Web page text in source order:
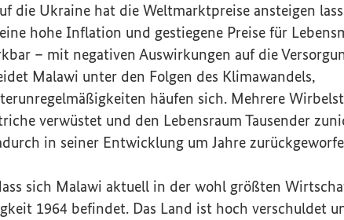
die Ukraine hat die Weltmarktpreise ansteigen
hohe Inflation und gestiegene Preise für
– mit negativen Auswirkungen auf die
Malawi unter den Folgen des Klimawandels,
häufen sich. Mehrere
verwüstet und den Lebensraum Tausender
in seiner Entwicklung um Jahre
sich Malawi aktuell in der wohl größten
1964 befindet. Das Land ist hoch verschuldet